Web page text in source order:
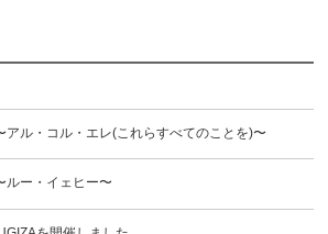
アル・コル・エレ(これらすべてのことを)〜
ルー・イェヒー〜